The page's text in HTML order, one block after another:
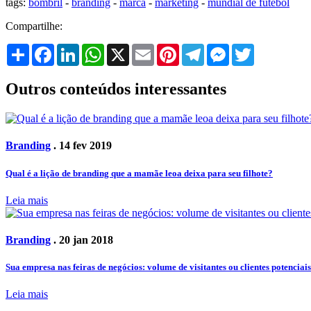
tags: bombril - branding - marca - marketing - mundial de futebol
Compartilhe:
Share FacebookLinkedInWhatsApp
X Email PinterestTelegramMessenger
Outros conteúdos interessantes
Branding . 14 fev 2019
Qual é a lição de branding que a mamãe leoa deixa para seu filhote?
Leia mais
Branding . 20 jan 2018
Sua empresa nas feiras de negócios: volume de visitantes ou clientes
Leia mais